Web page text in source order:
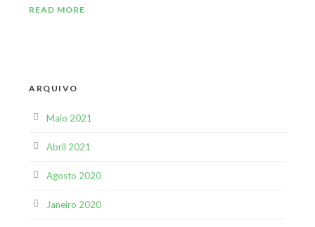
READ MORE
ARQUIVO
Maio 2021
Abril 2021
Agosto 2020
Janeiro 2020